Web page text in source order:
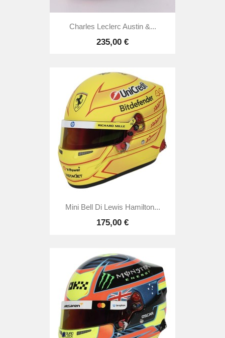
Charles Leclerc Austin &...
235,00 €
Mini Bell Di Lewis Hamilton...
175,00 €